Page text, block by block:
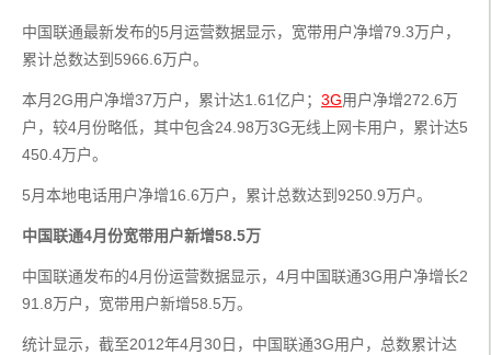
中国联通最新发布的5月运营数据显示，宽带用户净增79.3万户，
累计总数达到5966.6万户。
本月2G用户净增37万户，累计达1.61亿户； 3G用户净增272.6万
户，较4月份略低，其中包含24.98万3G无线上网卡用户，累计达5
450.4万户。
5月本地电话用户净增16.6万户，累计总数达到9250.9万户。
中国联通4月份宽带用户新增58.5万
中国联通发布的4月份运营数据显示，4月中国联通3G用户净增长2
91.8万户，宽带用户新增58.5万。
统计显示，截至2012年4月30日，中国联通3G用户，总数累计达